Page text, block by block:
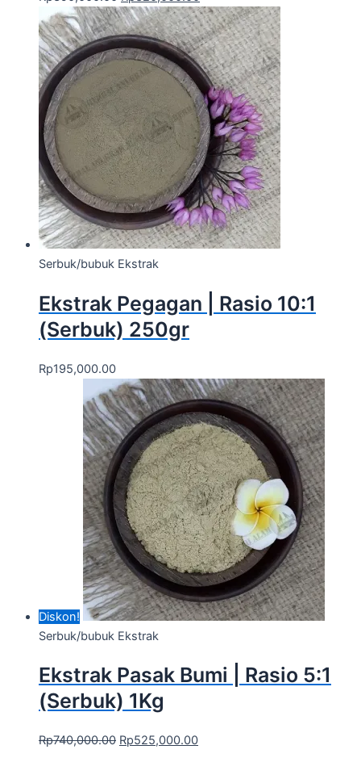
Serbuk/bubuk Ekstrak
Ekstrak Pegagan | Rasio 10:1
(Serbuk) 250gr
Rp195,000.00
Diskon!
Serbuk/bubuk Ekstrak
Ekstrak Pasak Bumi | Rasio 5:1
(Serbuk) 1Kg
Rp740,000.00 Rp525,000.00